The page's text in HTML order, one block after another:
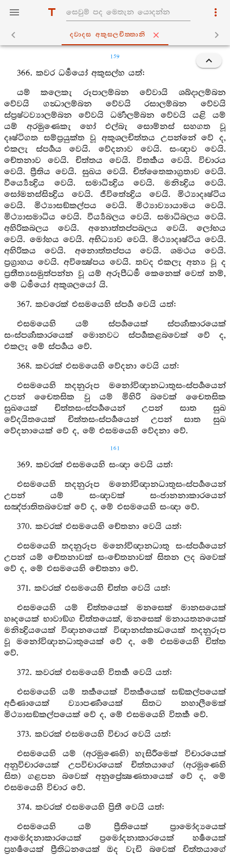
ද‍්වාදස අකුසලචිත‍්තානි
159
366. කවර ධර්‍මයෝ අකුසල්හ යත්:
යම් කලෙකැ රූපාලම්බන වේවායි ශබ්දාලම්බන
වේවයි ගන්‍ධාලම්බන වේවයි රසාලම්බන වේවයි
ස්ප්‍රෂ්ටව්‍යාලම්බන වේවයි ධර්‍මාලම්බන වේවයි යළි යම්
යම් අරමුණෙකැ හෝ එල්බැ සොම්නස් සහගත වූ
දෘෂ්ටිගත සම්ප්‍රයුක්ත වූ අකුශලචිත්තය උපන්නේ වේ ද,
එකලැ ස්පර්‍ශය වෙයි. වේදනාව වෙයි. සංඥාව වෙයි.
චේතනාව වෙයි. චිත්තය වෙයි. විතර්‍කය වෙයි. විචාරය
වෙයි. ප්‍රීතිය වෙයි. සුඛය වෙයි. චිත්තෛකාග්‍රතාව වෙයි.
වීර්‍ය්‍යෙන්‍ද්‍රිය වෙයි. සමාධින්‍ද්‍රිය වෙයි. මනින්‍ද්‍රිය වෙයි.
සෝමනස්සින්‍ද්‍රිය වෙයි. ජීවිතේන්‍ද්‍රිය වෙයි. මිථ්‍යාදෘෂ්ටිය
වෙයි. මිථ්‍යාසඞ්කල්පය වෙයි. මිථ්‍යාව්‍යායාමය වෙයි.
මිථ්‍යාසමාධිය වෙයි. වීර්‍ය්‍යබලය වෙයි. සමාධිබලය වෙයි.
අහිරිකබලය වෙයි. අනොත්තප්පබලය වෙයි. ලෝභය
වෙයි. මෝහය වෙයි. අභිධ්‍යාව වෙයි. මිථ්‍යාදෘෂ්ටිය වෙයි.
අහිරිකය වෙයි. අනොත්තප්පය වෙයි. ශමථය වෙයි.
ප්‍රග්‍රාහය වෙයි. අවික්‍ෂේපය වෙයි. තවද එකලැ අන්‍ය වූ ද
ප්‍රතීත්‍යසමුත්පන්න වූ යම් අරූපීධර්‍ම කෙනෙක් වෙත් නම්,
මේ ධර්‍මයෝ අකුශලයෝ යි.
367. කවරෙක් එසමයෙහි ස්පර්‍ශ වෙයි යත්:
එසමයෙහි යම් ස්පර්‍ශයෙක් ස්පර්‍ශාකාරයෙක්
සංස්පර්‍ශාකාරයෙක් මොනවට ස්පර්‍ශකළබවෙක් වේ ද,
එකලැ මේ ස්පර්‍ශය වේ.
368. කවරක් එසමයෙහි වේදනා වෙයි යත්:
එසමයෙහි තදනුරූප මනෝවිඥානධාතුසංස්පර්‍ශයෙන්
උපන් චෛතසික වු යම් මිහිරි බවෙක් චෛතසික
සුඛයෙක් චිත්තසංස්පර්‍ශයෙන් උපන් සාත සුඛ
වේදයිතයෙක් චිත්තසංස්පර්‍ශයෙන් උපන් සාත සුඛ
වේදනායෙක් වේ ද, මේ එසමයෙහි වේදනා වේ.
161
369. කවරක් එසමයෙහි සංඥා වෙයි යත්:
එසමයෙහි තදනුරූප මනෝවිඥානධාතුසංස්පර්‍ශයෙන්
උපන් යම් සංඥාවක් සංජානනාකාරයෙන්
සඤ්ජාතිතබවෙක් වේ ද, මේ එසමයෙහි සංඥා වේ.
370. කවරක් එසමයෙහි චේතනා වෙයි යත්:
එසමයෙහි තදනුරූප මනෝවිඥානධාතු සංස්පර්‍ශයෙන්
උපන් යම් චේතනාවක් සංචේතනාවක් සිතන ලද බවෙක්
වේ ද, මේ එසමයෙහි චේතනා වේ.
371. කවරක් එසමයෙහි චිත්ත වෙයි යත්:
එසමයෙහි යම් චිත්තයෙක් මනසෙක් මානසයෙක්
හෘදයෙක් භාවාඞ්ග චිත්තයෙක්, මනසෙක් මනායතනයෙක්
මනින්‍ද්‍රියයෙක් විඥානයෙක් විඥානස්කන්‍ධයෙක් තදනුරූප
වූ මනෝවිඥානධාතුයෙක් වේ ද, මේ එසමයෙහි චිත්ත
වේ.
372. කවරක් එසමයෙහි විතර්‍ක වෙයි යත්:
එසමයෙහි යම් තර්‍කයෙක් විතර්‍කයෙක් සඞ්කල්පයෙක්
අර්‍පණායෙක් ව්‍යාපර්‍ණායෙක් සිතට නහාලීමෙක්
මිථ්‍යාසඞ්කල්පයෙක් වේ ද, මේ එසමයෙහි විතර්‍ක වේ.
373. කවරක් එසමයෙහි විචාර වෙයි යත්:
එසමයෙහි යම් (අරමුණෙහි) හැසිරීමෙක් විචාරයෙක්
අනුවිචාරයෙක් උපවිචාරයෙක් චිත්තයාගේ (අරමුණෙහි
සිත) ගළපන බවෙක් අනුප්‍රේක්‍ෂණතායෙක් වේ ද, මේ
එසමයෙහි විචාර වේ.
374. කවරක් එසමයෙහි ප්‍රිතී වෙයි යත්:
එසමයෙහි යම් ප්‍රීතියෙක් ප්‍රාමෝද්‍යයෙක්
ආමෝදනාකාරයෙක් ප්‍රමෝදනාකාරයෙක් හර්‍ෂයෙක්
ප්‍රහර්‍ෂයෙක් ප්‍රීතිධනයෙක් ඔද වැඩි බවෙක් චිත්තයාගේ